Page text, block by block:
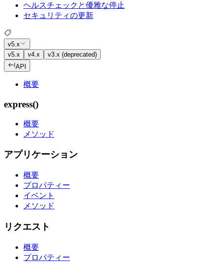
ヘルスチェックと優雅な停止
セキュリティの更新
v5.x
v5.x
v4.x
v3.x (deprecated)
API
概要
express()
概要
メソッド
アプリケーション
概要
プロパティー
イベント
メソッド
リクエスト
概要
プロパティー